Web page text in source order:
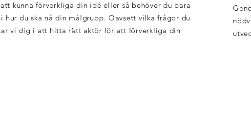
kunna förverkliga din idé eller så behöver du bara
hur du ska nå din målgrupp. Oavsett vilka frågor du
vi dig i att hitta rätt aktör för att förverkliga din